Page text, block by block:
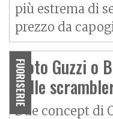
più estrema di
prezzo da
FUORISERIE
Moto Guzzi o
delle
Due concept di